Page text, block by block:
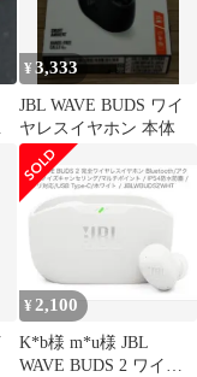
¥3,333
JBL WAVE BUDS ワイ
ヤレスイヤホン 本体
¥ 2,100
K*b様 m*u様 JBL
WAVE BUDS 2 ワイヤ